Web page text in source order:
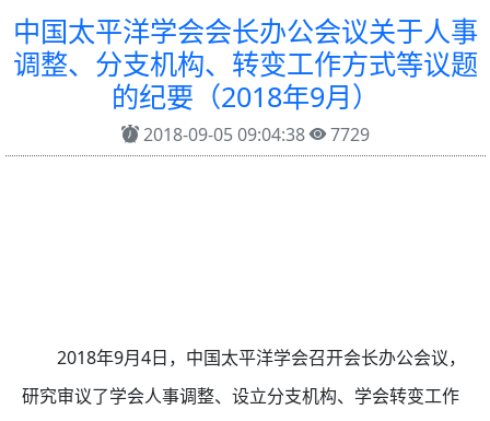
中国太平洋学会会长办公会议关于人事
调整、分支机构、转变工作方式等议题
的纪要（2018年9月）
2018-09-05 09:04:38 7729
2018年9月4日，中国太平洋学会召开会长办公会议，
研究审议了学会人事调整、设立分支机构、学会转变工作